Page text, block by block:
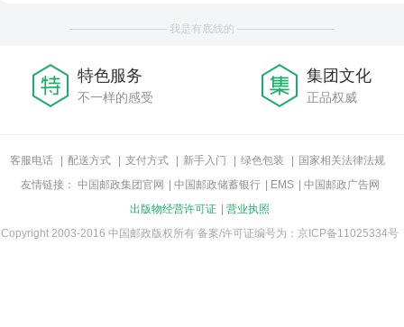
————————— 我是有底线的 —————————
特色服务
不一样的感受
集团文化
正品权威
客服电话 | 配送方式 | 支付方式 | 新手入门 | 绿色包装 | 国家相关法律法规
友情链接： 中国邮政集团官网 | 中国邮政储蓄银行 | EMS | 中国邮政广告网
出版物经营许可证 | 营业执照
Copyright 2003-2016 中国邮政版权所有 备案/许可证编号为：京ICP备11025334号